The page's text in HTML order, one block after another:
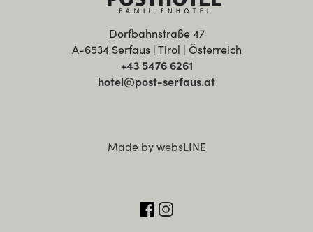
Made by websLINE
Dorfbahnstraße 47
A-6534 Serfaus | Tirol | Österreich
+43 5476 6261
hotel@post-serfaus.at